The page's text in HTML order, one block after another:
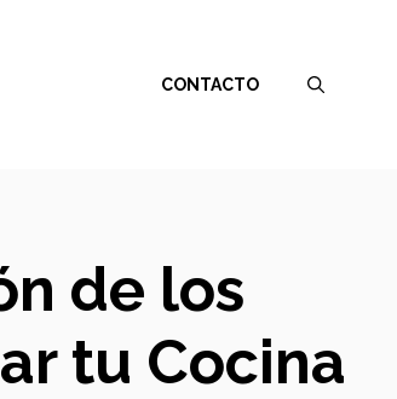
CONTACTO
de los
tu Cocina